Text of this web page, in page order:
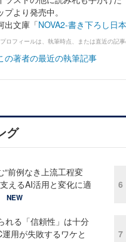
プより発売中。
出文庫「NOVA2-書き下ろし日
ロフィールは、執筆時点、または直近の記
の著者の最近の執筆記事
グ
“前例なき上流工程変
えるAI活用と変化に適
NEW
れる「信頼性」は十分
用が失敗するワケと
6
7